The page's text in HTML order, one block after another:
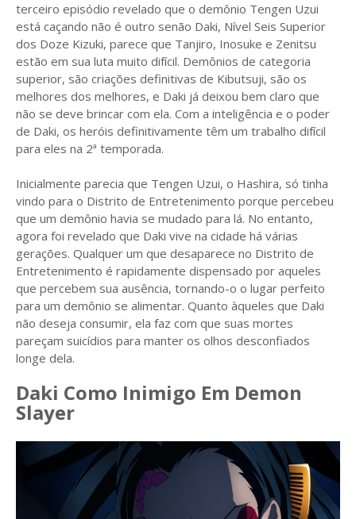
terceiro episódio revelado que o demônio Tengen Uzui
está caçando não é outro senão Daki, Nível Seis Superior
dos Doze Kizuki, parece que Tanjiro, Inosuke e Zenitsu
estão em sua luta muito difícil. Demônios de categoria
superior, são criações definitivas de Kibutsuji, são os
melhores dos melhores, e Daki já deixou bem claro que
não se deve brincar com ela. Com a inteligência e o poder
de Daki, os heróis definitivamente têm um trabalho difícil
para eles na 2ª temporada.
Inicialmente parecia que Tengen Uzui, o Hashira, só tinha
vindo para o Distrito de Entretenimento porque percebeu
que um demônio havia se mudado para lá. No entanto,
agora foi revelado que Daki vive na cidade há várias
gerações. Qualquer um que desaparece no Distrito de
Entretenimento é rapidamente dispensado por aqueles
que percebem sua ausência, tornando-o o lugar perfeito
para um demônio se alimentar. Quanto àqueles que Daki
não deseja consumir, ela faz com que suas mortes
pareçam suicídios para manter os olhos desconfiados
longe dela.
Daki Como Inimigo Em Demon
Slayer